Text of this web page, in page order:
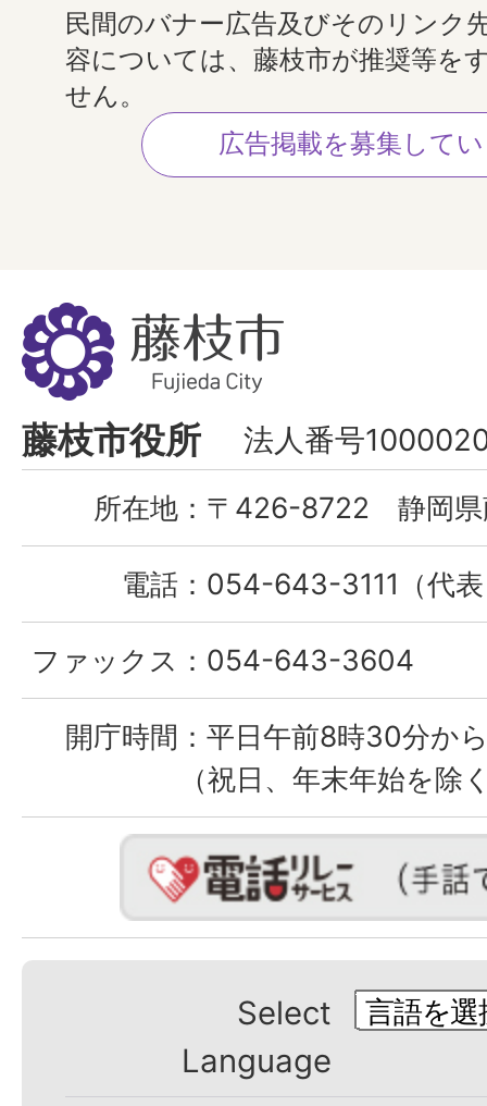
民間のバナー広告及びそのリンク
容については、藤枝市が推奨等を
せん。
広告掲載を募集して
藤
枝
市
Fujieda
City
藤枝市役所 法人番号
所在地： 〒426-8722 静岡県
電話： 054-643-3111（代
ファックス： 054-643-3604
開庁時間： 平日午前8時30分か
（祝日、年末年始を除
Select
Language